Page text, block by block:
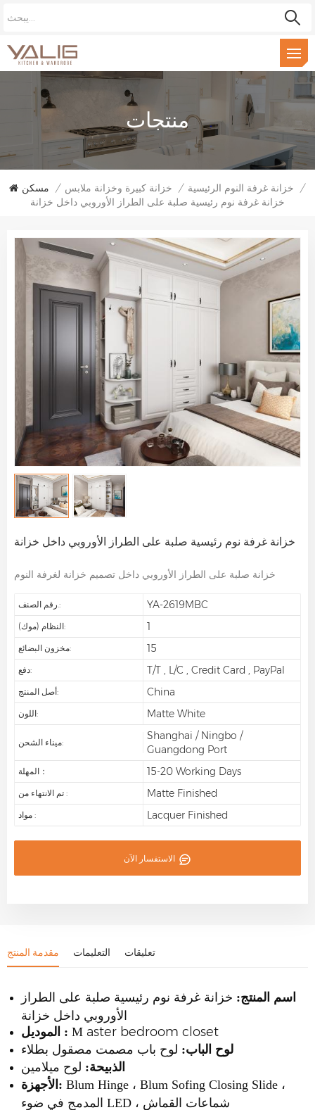
منتجات
مسكن / خزانة كبيرة وخزانة ملابس / خزانة غرفة النوم الرئيسية /
خزانة غرفة نوم رئيسية صلبة على الطراز الأوروبي داخل خزانة
خزانة غرفة نوم رئيسية صلبة على الطراز الأوروبي داخل خزانة
خزانة صلبة على الطراز الأوروبي داخل تصميم خزانة لغرفة النوم
رقم الصنف.: YA-2619MBC
النظام (موك): 1
مخزون البضائع: 15
دفع: T/T , L/C , Credit Card , PayPal
أصل المنتج: China
اللون: Matte White
ميناء الشحن:
Shanghai / Ningbo /
Guangdong Port
المهلة： 15-20 Working Days
تم الانتهاء من : Matte Finished
مواد : Lacquer Finished
الاستفسار الآن
مقدمة المنتج التعليمات تعليقات
اسم المنتج: خزانة غرفة نوم رئيسية صلبة على الطراز
الأوروبي داخل خزانة
: M aster bedroom closet
لوح الباب: لوح باب مصمت مصقول بطلاء
الذبيحة: لوح ميلامين
الأجهزة: Blum Hinge ، Blum Sofing Closing Slide ،
المدمج في ضوء LED ، شماعات القماش